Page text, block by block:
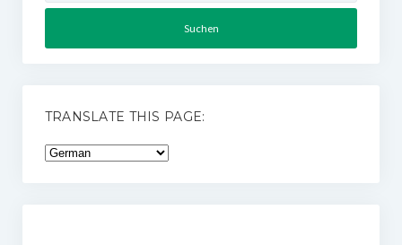
TRANSLATE THIS PAGE: